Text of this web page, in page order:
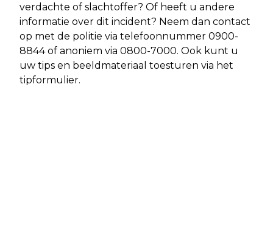
verdachte of slachtoffer? Of heeft u andere
informatie over dit incident? Neem dan contact
op met de politie via telefoonnummer 0900-
8844 of anoniem via 0800-7000. Ook kunt u
uw tips en beeldmateriaal toesturen via het
tipformulier.